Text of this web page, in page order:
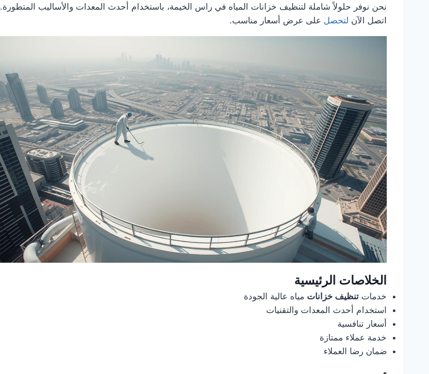
نحن نوفر حلولاً شاملة لتنظيف خزانات المياه في راس الخيمة، باستخدام أحدث المعدات والأساليب المتطورة.
اتصل الآن لتحصل على عرض أسعار مناسب.
الخلاصات الرئيسية
خدماتتنظيف خزانات مياه عالية الجودة
استخدام أحدث المعدات والتقنيات
أسعار تنافسية
خدمة عملاء ممتازة
ضمان رضا العملاء